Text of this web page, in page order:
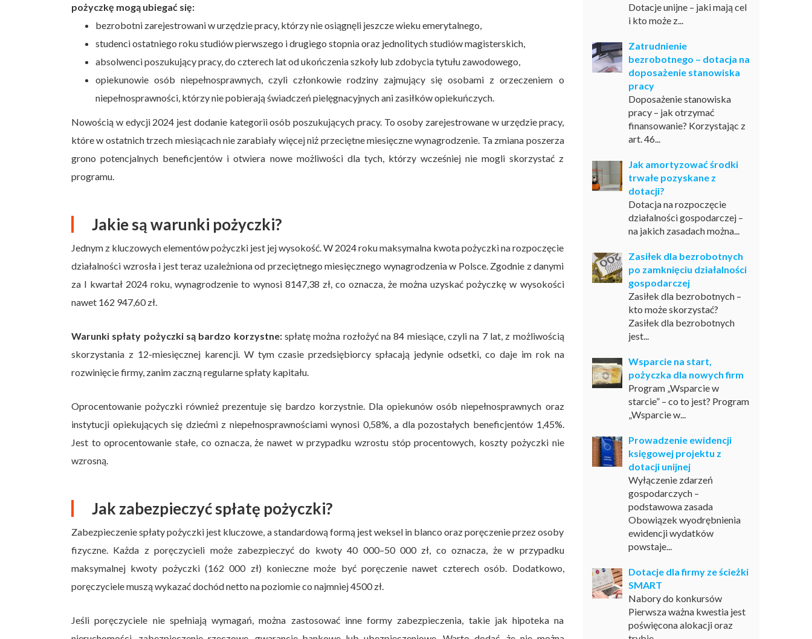
pożyczkę mogą ubiegać się:
bezrobotni zarejestrowani w urzędzie pracy, którzy nie osiągnęli jeszcze wieku emerytalnego,
studenci ostatniego roku studiów pierwszego i drugiego stopnia oraz jednolitych studiów magisterskich,
absolwenci poszukujący pracy, do czterech lat od ukończenia szkoły lub zdobycia tytułu zawodowego,
opiekunowie osób niepełnosprawnych, czyli członkowie rodziny zajmujący się osobami z orzeczeniem o
niepełnosprawności, którzy nie pobierają świadczeń pielęgnacyjnych ani zasiłków opiekuńczych.
Nowością w edycji 2024 jest dodanie kategorii osób poszukujących pracy. To osoby zarejestrowane w urzędzie pracy,
które w ostatnich trzech miesiącach nie zarabiały więcej niż przeciętne miesięczne wynagrodzenie. Ta zmiana poszerza
grono potencjalnych beneficjentów i otwiera nowe możliwości dla tych, którzy wcześniej nie mogli skorzystać z
programu.
Jakie są warunki pożyczki?
Jednym z kluczowych elementów pożyczki jest jej wysokość. W 2024 roku maksymalna kwota pożyczki na rozpoczęcie
działalności wzrosła i jest teraz uzależniona od przeciętnego miesięcznego wynagrodzenia w Polsce. Zgodnie z danymi
za I kwartał 2024 roku, wynagrodzenie to wynosi 8147,38 zł, co oznacza, że można uzyskać pożyczkę w wysokości
nawet 162 947,60 zł.
Warunki spłaty pożyczki są bardzo korzystne:spłatę można rozłożyć na 84 miesiące, czyli na 7 lat, z możliwością
skorzystania z 12-miesięcznej karencji. W tym czasie przedsiębiorcy spłacają jedynie odsetki, co daje im rok na
rozwinięcie firmy, zanim zaczną regularne spłaty kapitału.
Oprocentowanie pożyczki również prezentuje się bardzo korzystnie. Dla opiekunów osób niepełnosprawnych oraz
instytucji opiekujących się dziećmi z niepełnosprawnościami wynosi 0,58%, a dla pozostałych beneficjentów 1,45%.
Jest to oprocentowanie stałe, co oznacza, że nawet w przypadku wzrostu stóp procentowych, koszty pożyczki nie
wzrosną.
Jak zabezpieczyć spłatę pożyczki?
Zabezpieczenie spłaty pożyczki jest kluczowe, a standardową formą jest weksel in blanco oraz poręczenie przez osoby
fizyczne. Każda z poręczycieli może zabezpieczyć do kwoty 40 000–50 000 zł, co oznacza, że w przypadku
maksymalnej kwoty pożyczki (162 000 zł) konieczne może być poręczenie nawet czterech osób. Dodatkowo,
poręczyciele muszą wykazać dochód netto na poziomie co najmniej 4500 zł.
Jeśli poręczyciele nie spełniają wymagań, można zastosować inne formy zabezpieczenia, takie jak hipoteka na
Dotacje unijne – jaki mają cel
i kto może z...
Zatrudnienie
bezrobotnego – dotacja na
doposażenie stanowiska
pracy
Doposażenie stanowiska
pracy – jak otrzymać
finansowanie? Korzystając z
art. 46...
Jak amortyzować środki
trwałe pozyskane z
dotacji?
Dotacja na rozpoczęcie
działalności gospodarczej –
na jakich zasadach można...
Zasiłek dla bezrobotnych
po zamknięciu działalności
gospodarczej
Zasiłek dla bezrobotnych –
kto może skorzystać?
Zasiłek dla bezrobotnych
jest...
Wsparcie na start,
pożyczka dla nowych firm
Program „Wsparcie w
starcie” – co to jest? Program
„Wsparcie w...
Prowadzenie ewidencji
księgowej projektu z
dotacji unijnej
Wyłączenie zdarzeń
gospodarczych –
podstawowa zasada
Obowiązek wyodrębnienia
ewidencji wydatków
powstaje...
Dotacje dla firmy ze ścieżki
SMART
Nabory do konkursów
Pierwsza ważna kwestia jest
poświęcona alokacji oraz